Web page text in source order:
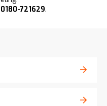
0180-721629.